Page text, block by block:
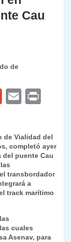
Cau
de
G
l
E
l
de Vialidad del
completó ayer
del puente Cau
transbordador
a
track marítimo
cuales
Asenav, para